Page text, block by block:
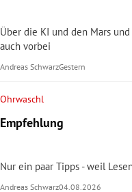
Über die KI und den Mars
auch vorbei
Andreas SchwarzGestern
Ohrwaschl
Empfehlung
Nur ein paar Tipps - weil
Andreas Schwarz04.08.2026